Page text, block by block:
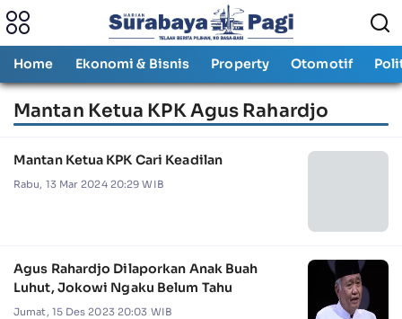
Home Ekonomi & Bisnis Property Otomotif
Mantan Ketua KPK Agus Rahardjo
Mantan Ketua KPK Cari Keadilan
Rabu, 13 Mar 2024 20:29 WIB
Agus Rahardjo Dilaporkan Anak Buah
Luhut, Jokowi Ngaku Belum Tahu
Jumat, 15 Des 2023 20:03 WIB